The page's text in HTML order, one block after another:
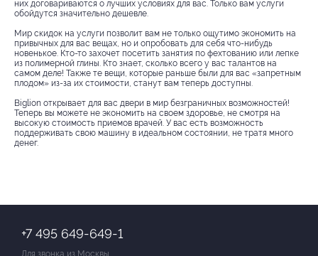
них договариваются о лучших условиях для вас. Только вам услуги
обойдутся значительно дешевле.
Мир скидок на услуги позволит вам не только ощутимо экономить на
привычных для вас вещах, но и опробовать для себя что-нибудь
новенькое. Кто-то захочет посетить занятия по фехтованию или лепке
из полимерной глины. Кто знает, сколько всего у вас талантов на
самом деле! Также те вещи, которые раньше были для вас «запретным
плодом» из-за их стоимости, станут вам теперь доступны.
Biglion открывает для вас двери в мир безграничных возможностей!
Теперь вы можете не экономить на своем здоровье, не смотря на
высокую стоимость приемов врачей. У вас есть возможность
поддерживать свою машину в идеальном состоянии, не тратя много
денег.
+7 495 649-649-1
Для звонка из Москвы